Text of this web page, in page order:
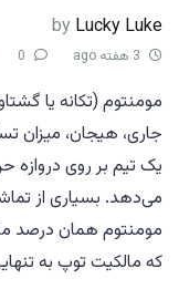
by Lucky Luke
مومنتوم (تکانه یا
جاری، هیجان، میزان
یک تیم بر روی دروازه
می‌دهد. بسیاری از
که مالکیت توپ به